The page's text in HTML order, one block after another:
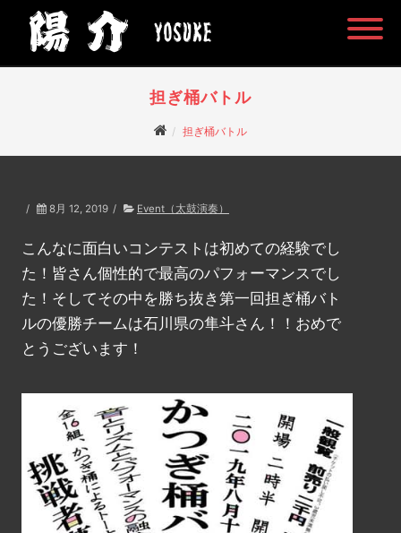
担ぎ桶バトル
担ぎ桶バトル
/ 8月 12, 2019 / Event（太鼓演奏）
こんなに面白いコンテストは初めての経験でし
た！皆さん個性的で最高のパフォーマンスでし
た！そしてその中を勝ち抜き第一回担ぎ桶バト
ルの優勝チームは石川県の隼斗さん！！おめで
とうございます！